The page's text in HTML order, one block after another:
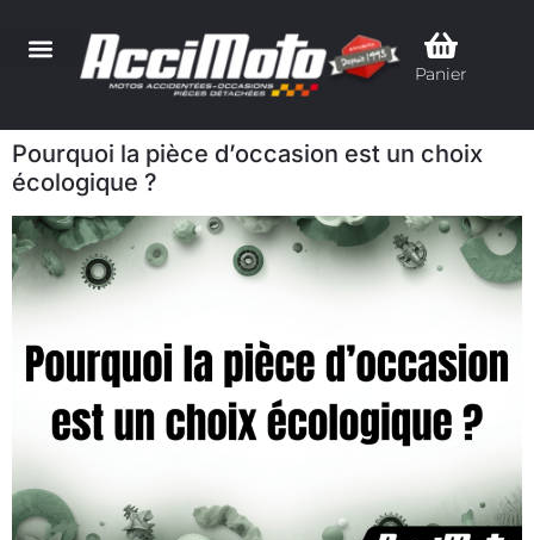
Panier
Pourquoi la pièce d’occasion est un choix
écologique ?